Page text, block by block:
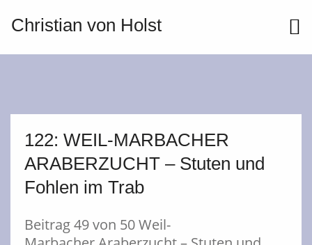
Christian von Holst
122: WEIL-MARBACHER
ARABERZUCHT – Stuten und
Fohlen im Trab
Beitrag 49 von 50 Weil-